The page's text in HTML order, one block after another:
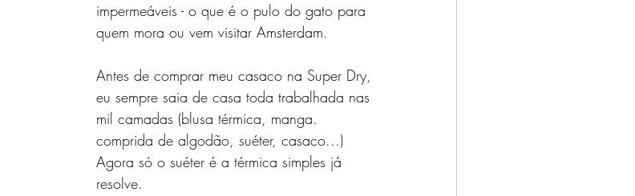
impermeáveis - o que é o pulo do gato para
quem mora ou vem visitar Amsterdam.
Antes de comprar meu casaco na Super Dry,
eu sempre saia de casa toda trabalhada nas
mil camadas (blusa térmica, manga.
comprida de algodão, suéter, casaco...)
Agora só o suéter é a térmica simples já
resolve.